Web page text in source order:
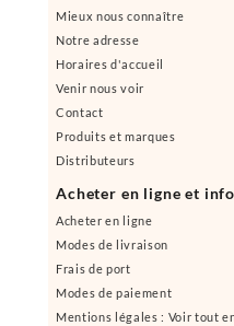
Mieux nous connaître
Notre adresse
Horaires d'accueil
Venir nous voir
Contact
Produits et marques
Distributeurs
Acheter en ligne et
Acheter en ligne
Modes de livraison
Frais de port
Modes de paiement
Mentions légales : Voir tout